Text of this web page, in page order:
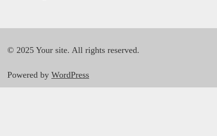
© 2025 Your site. All rights reserved.
Powered by WordPress